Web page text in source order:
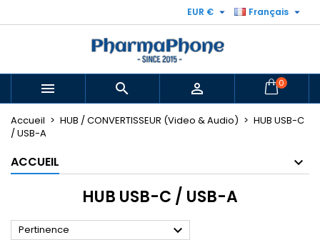
Français 
EUR € 
   0
Accueil HUB / CONVERTISSEUR (Video & Audio)
HUB USB-C
/ USB-A
ACCUEIL
HUB USB-C / USB-A
Pertinence 